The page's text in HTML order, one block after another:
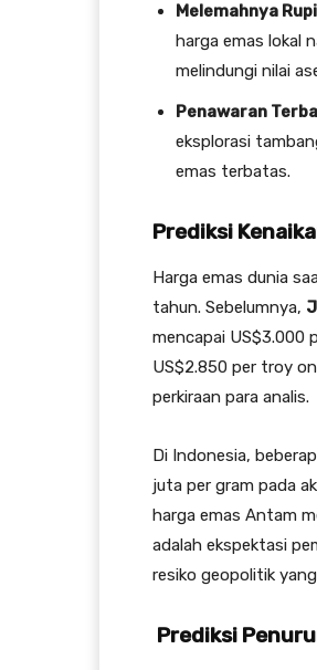
Melemahnya
harga emas lokal
melindungi nilai
Penawaran
eksplorasi
emas terbatas.
Prediksi
Harga emas dunia
tahun. Sebelumnya,
mencapai US$3.000
US$2.850 per troy
perkiraan para analis.
Di Indonesia,
juta per gram pada
harga emas Antam
adalah ekspektasi
resiko geopolitik
Prediksi